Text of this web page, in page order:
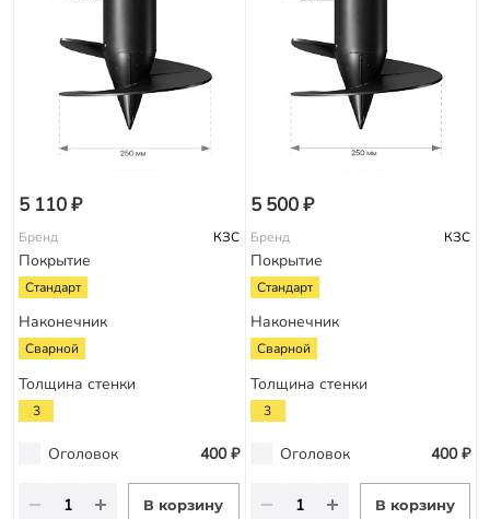
5 110 ₽
Бренд КЗС
Покрытие
Стандарт
Наконечник
Сварной
Толщина стенки
3
Оголовок 400 ₽
В корзину
5 500 ₽
Бренд КЗС
Покрытие
Стандарт
Наконечник
Сварной
Толщина стенки
3
Оголовок 400 ₽
В корзину